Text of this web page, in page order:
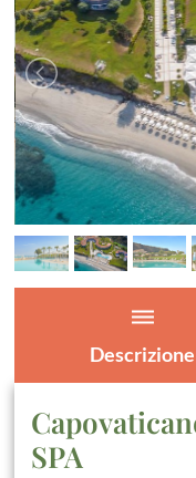
dehaze
Descrizione
SPA